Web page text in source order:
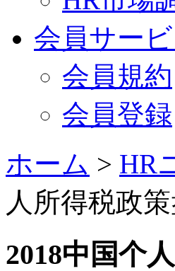
会員サー
会員規約
会員登録
ホーム > HR
人所得税政
2018中国个